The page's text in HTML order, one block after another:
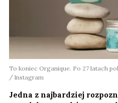
To koniec Organique. Po 27 latach
Instagram
Jedna z najbardziej